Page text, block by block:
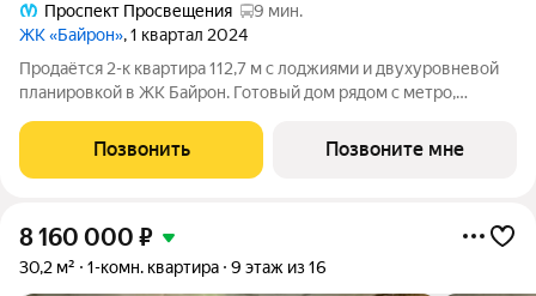
Проспект Просвещения
9 мин.
ЖК «Байрон», 1 квартал 2024
Продаётся 2-к квартира 112,7 м с лоджиями и двухуровневой
планировкой в ЖК Байрон. Готовый дом рядом с метро,
Квартира расположена на 2 этаже и имеет двухуровневую
планировку, что создаёт ощущение
Позвонить Позвоните мне
8 160 000 ₽
30,2 м² 1-комн. квартира 9 этаж из 16